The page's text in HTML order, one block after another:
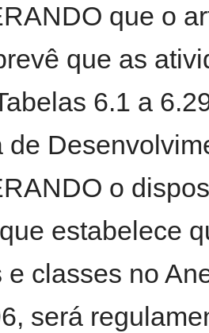
que o
que as
6.1 a
de
o
estabelece
e classes no
será